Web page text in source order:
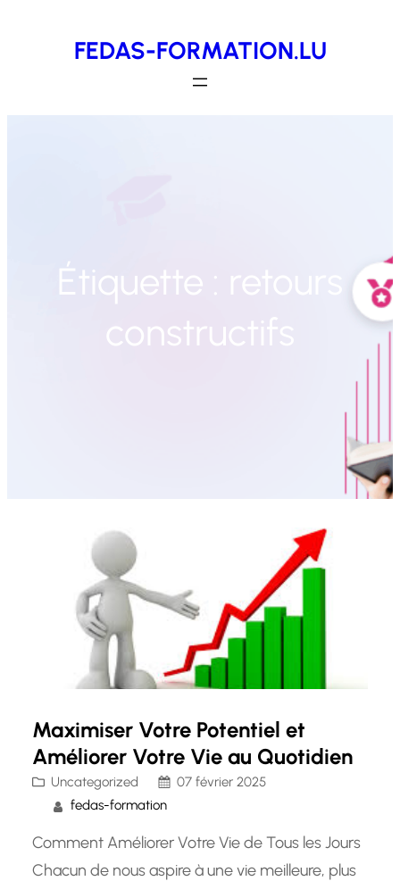
FEDAS-FORMATION.LU
Étiquette : retours
constructifs
Maximiser Votre Potentiel et
Améliorer Votre Vie au Quotidien
Uncategorized
07 février 2025
fedas-formation
Comment Améliorer Votre Vie de Tous les Jours
Chacun de nous aspire à une vie meilleure, plus